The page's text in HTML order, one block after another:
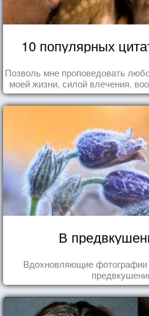
10 популярных
Позволь мне проповедовать
моей жизни, силой влечения,
В
Вдохновляющие фотографии